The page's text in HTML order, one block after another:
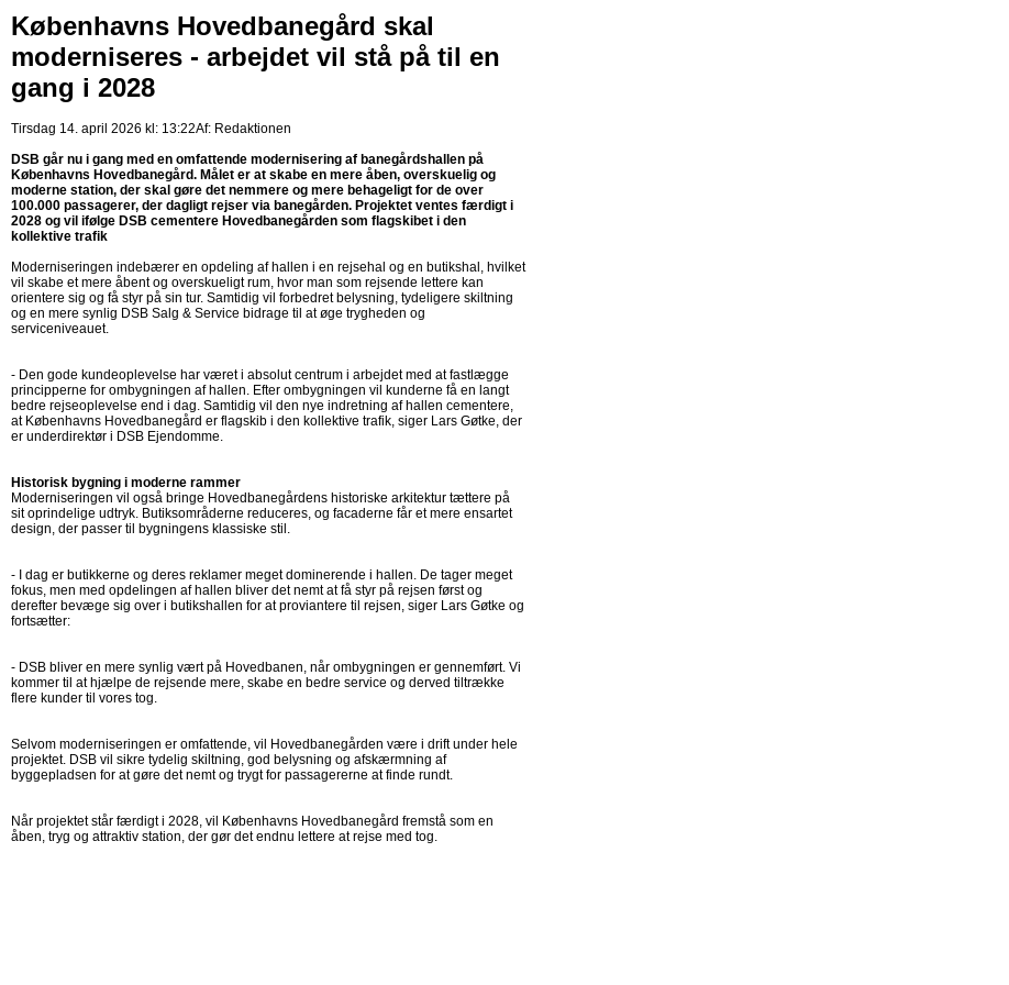
Københavns Hovedbanegård skal
moderniseres - arbejdet vil stå på til en
gang i 2028
Tirsdag 14. april 2026 kl: 13:22Af: Redaktionen
DSB går nu i gang med en omfattende modernisering af banegårdshallen på
Københavns Hovedbanegård. Målet er at skabe en mere åben, overskuelig og
moderne station, der skal gøre det nemmere og mere behageligt for de over
100.000 passagerer, der dagligt rejser via banegården. Projektet ventes færdigt i
2028 og vil ifølge DSB cementere Hovedbanegården som flagskibet i den
kollektive trafik
Moderniseringen indebærer en opdeling af hallen i en rejsehal og en butikshal, hvilket
vil skabe et mere åbent og overskueligt rum, hvor man som rejsende lettere kan
orientere sig og få styr på sin tur. Samtidig vil forbedret belysning, tydeligere skiltning
og en mere synlig DSB Salg & Service bidrage til at øge trygheden og
serviceniveauet.
- Den gode kundeoplevelse har været i absolut centrum i arbejdet med at fastlægge
principperne for ombygningen af hallen. Efter ombygningen vil kunderne få en langt
bedre rejseoplevelse end i dag. Samtidig vil den nye indretning af hallen cementere,
at Københavns Hovedbanegård er flagskib i den kollektive trafik, siger Lars Gøtke, der
er underdirektør i DSB Ejendomme.
Historisk bygning i moderne rammer
Moderniseringen vil også bringe Hovedbanegårdens historiske arkitektur tættere på
sit oprindelige udtryk. Butiksområderne reduceres, og facaderne får et mere ensartet
design, der passer til bygningens klassiske stil.
- I dag er butikkerne og deres reklamer meget dominerende i hallen. De tager meget
fokus, men med opdelingen af hallen bliver det nemt at få styr på rejsen først og
derefter bevæge sig over i butikshallen for at proviantere til rejsen, siger Lars Gøtke og
fortsætter:
- DSB bliver en mere synlig vært på Hovedbanen, når ombygningen er gennemført. Vi
kommer til at hjælpe de rejsende mere, skabe en bedre service og derved tiltrække
flere kunder til vores tog.
Selvom moderniseringen er omfattende, vil Hovedbanegården være i drift under hele
projektet. DSB vil sikre tydelig skiltning, god belysning og afskærmning af
byggepladsen for at gøre det nemt og trygt for passagererne at finde rundt.
Når projektet står færdigt i 2028, vil Københavns Hovedbanegård fremstå som en
åben, tryg og attraktiv station, der gør det endnu lettere at rejse med tog.